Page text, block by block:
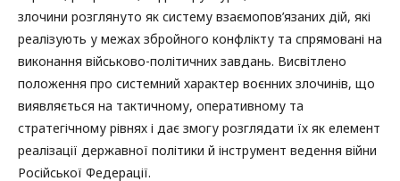
злочини розглянуто як систему взаємопов’язаних дій, які
реалізують у межах збройного конфлікту та спрямовані на
виконання військово-політичних завдань. Висвітлено
положення про системний характер воєнних злочинів, що
виявляється на тактичному, оперативному та
стратегічному рівнях і дає змогу розглядати їх як елемент
реалізації державної політики й інструмент ведення війни
Російської Федерації.